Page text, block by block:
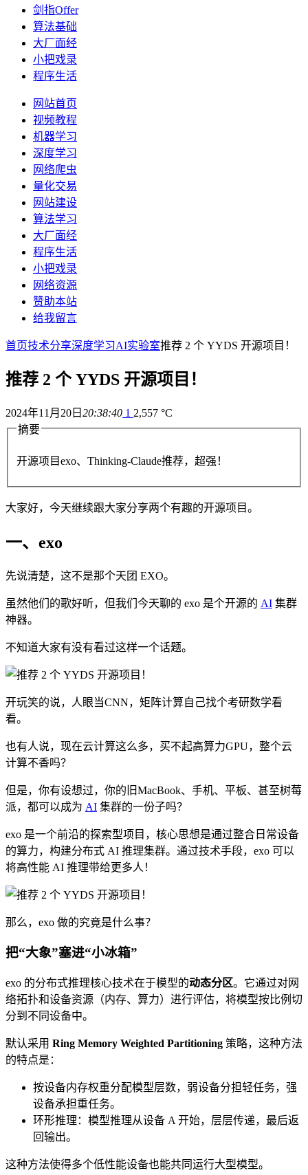
剑指Offer
算法基础
大厂面经
小把戏录
程序生活
网站首页
视频教程
机器学习
深度学习
网络爬虫
量化交易
网站建设
算法学习
大厂面经
程序生活
小把戏录
网络资源
赞助本站
给我留言
首页技术分享深度学习AI实验室推荐 2 个 YYDS 开源项目！
推荐 2 个 YYDS 开源项目！
2024年11月20日 20:38:40 1 2,557 °C
摘要
开源项目exo、Thinking-Claude推荐，超强！
大家好，今天继续跟大家分享两个有趣的开源项目。
一、exo
先说清楚，这不是那个天团 EXO。
虽然他们的歌好听，但我们今天聊的 exo 是个开源的 AI 集群
神器。
不知道大家有没有看过这样一个话题。
开玩笑的说，人眼当CNN，矩阵计算自己找个考研数学看
看。
也有人说，现在云计算这么多，买不起高算力GPU，整个云
计算不香吗？
但是，你有设想过，你的旧MacBook、手机、平板、甚至树莓
派，都可以成为 AI 集群的一份子吗？
exo 是一个前沿的探索型项目，核心思想是通过整合日常设备
的算力，构建分布式 AI 推理集群。通过技术手段，exo 可以
将高性能 AI 推理带给更多人！
那么，exo 做的究竟是什么事？
把“大象”塞进“小冰箱”
exo 的分布式推理核心技术在于模型的动态分区。它通过对网
络拓扑和设备资源（内存、算力）进行评估，将模型按比例切
分到不同设备中。
默认采用 Ring Memory Weighted Partitioning 策略，这种方法
的特点是：
按设备内存权重分配模型层数，弱设备分担轻任务，强
设备承担重任务。
环形推理：模型推理从设备 A 开始，层层传递，最后返
回输出。
这种方法使得多个低性能设备也能共同运行大型模型。